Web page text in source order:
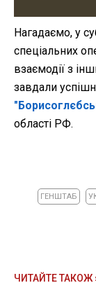
Нагадаємо, у
спеціальних
взаємодії з
завдали
області РФ.
ГЕНШТАБ
ЧИТАЙТЕ ТАКОЖ